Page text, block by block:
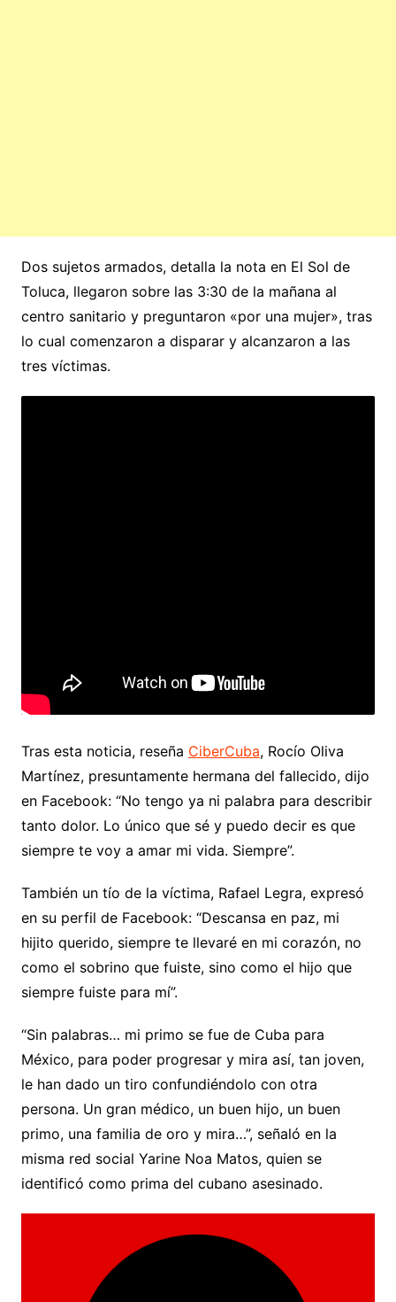
Dos sujetos armados, detalla la nota en El Sol de
Toluca, llegaron sobre las 3:30 de la mañana al
centro sanitario y preguntaron «por una mujer», tras
lo cual comenzaron a disparar y alcanzaron a las
tres víctimas.
Tras esta noticia, reseña CiberCuba, Rocío Oliva
Martínez, presuntamente hermana del fallecido, dijo
en Facebook: “No tengo ya ni palabra para describir
tanto dolor. Lo único que sé y puedo decir es que
siempre te voy a amar mi vida. Siempre”.
También un tío de la víctima, Rafael Legra, expresó
en su perfil de Facebook: “Descansa en paz, mi
hijito querido, siempre te llevaré en mi corazón, no
como el sobrino que fuiste, sino como el hijo que
siempre fuiste para mí”.
“Sin palabras… mi primo se fue de Cuba para
México, para poder progresar y mira así, tan joven,
le han dado un tiro confundiéndolo con otra
persona. Un gran médico, un buen hijo, un buen
primo, una familia de oro y mira…”, señaló en la
misma red social Yarine Noa Matos, quien se
identificó como prima del cubano asesinado.